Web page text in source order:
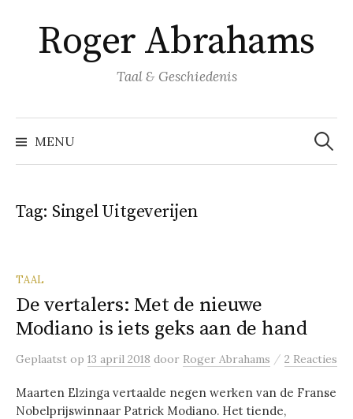
inhoud
springen
Roger Abrahams
Taal & Geschiedenis
MENU
Zoeken
naar:
Tag: Singel Uitgeverijen
TAAL
De vertalers: Met de nieuwe
Modiano is iets geks aan de hand
Geplaatst op 13 april 2018 door Roger Abrahams / 2 Reacties
Maarten Elzinga vertaalde negen werken van de Franse
Nobelprijswinnaar Patrick Modiano. Het tiende,